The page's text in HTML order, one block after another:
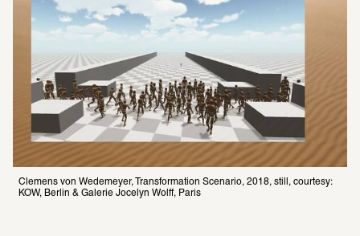
Clemens von Wedemeyer, Transformation Scenario, 2018, still, courtesy:
KOW, Berlin & Galerie Jocelyn Wolff, Paris